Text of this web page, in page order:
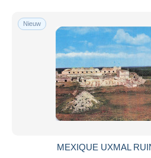
Nieuw
MEXIQUE UXMAL